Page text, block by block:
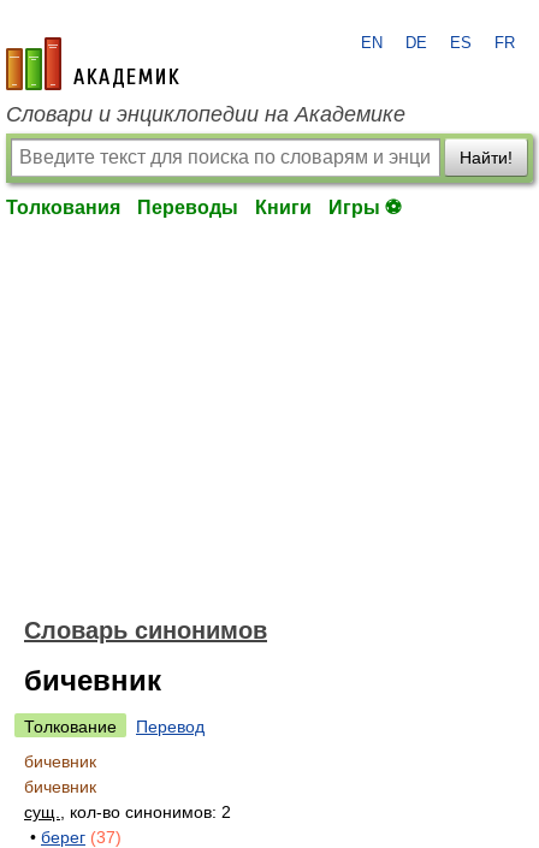
academic.ru
EN DE ES FR
Словари и энциклопедии на Академике
Найти!
Толкования Переводы Книги Игры ⚽
Словарь синонимов
бичевник
Толкование
Перевод
бичевник
бичевник
сущ.
, кол-во синонимов: 2
• берег (37)